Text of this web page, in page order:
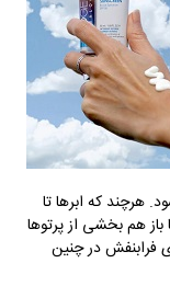
هرچند که ابرها تا
هم بخشی از پرتوها
فرابنفش در چنین